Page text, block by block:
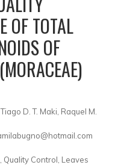
OF TOTAL
OF
D. T. Maki, Raquel M.
Quality Control, Leaves